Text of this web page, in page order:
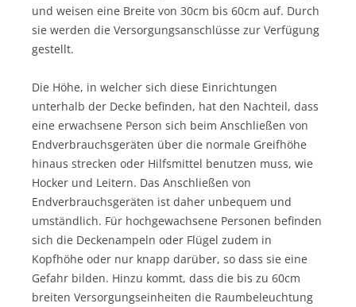
und weisen eine Breite von 30cm bis 60cm auf. Durch
sie werden die Versorgungsanschlüsse zur Verfügung
gestellt.
Die Höhe, in welcher sich diese Einrichtungen
unterhalb der Decke befinden, hat den Nachteil, dass
eine erwachsene Person sich beim Anschließen von
Endverbrauchsgeräten über die normale Greifhöhe
hinaus strecken oder Hilfsmittel benutzen muss, wie
Hocker und Leitern. Das Anschließen von
Endverbrauchsgeräten ist daher unbequem und
umständlich. Für hochgewachsene Personen befinden
sich die Deckenampeln oder Flügel zudem in
Kopfhöhe oder nur knapp darüber, so dass sie eine
Gefahr bilden. Hinzu kommt, dass die bis zu 60cm
breiten Versorgungseinheiten die Raumbeleuchtung